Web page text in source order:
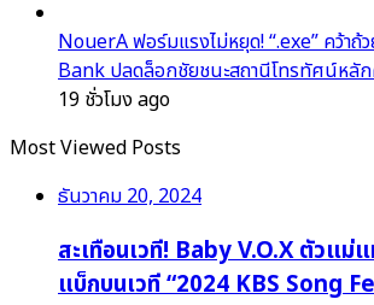
NouerA ฟอร์มแรงไม่หยุด! “.exe” คว้า
Bank ปลดล็อกชัยชนะสถานีโทรทัศน์หลั
19 ชั่วโมง ago
Most Viewed Posts
ธันวาคม 20, 2024
สะเทือนเวที! Baby V.O.X ตัวแม่
แบ็กบนเวที “2024 KBS Song